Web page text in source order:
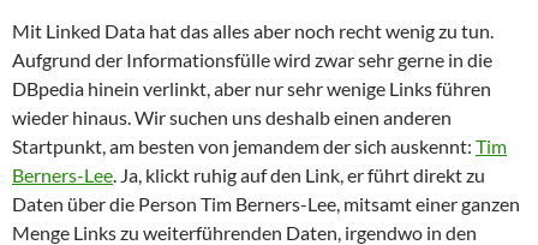
Mit Linked Data hat das alles aber noch recht wenig zu tun.
Aufgrund der Informationsfülle wird zwar sehr gerne in die
DBpedia hinein verlinkt, aber nur sehr wenige Links führen
wieder hinaus. Wir suchen uns deshalb einen anderen
Startpunkt, am besten von jemandem der sich auskennt: Tim
Berners-Lee. Ja, klickt ruhig auf den Link, er führt direkt zu
Daten über die Person Tim Berners-Lee, mitsamt einer ganzen
Menge Links zu weiterführenden Daten, irgendwo in den